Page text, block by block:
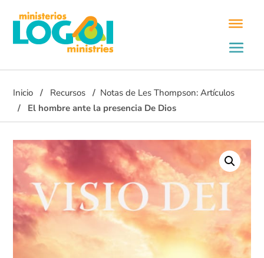
Inicio Recursos
Notas de Les Thompson: Artículos
El hombre ante la presencia De Dios